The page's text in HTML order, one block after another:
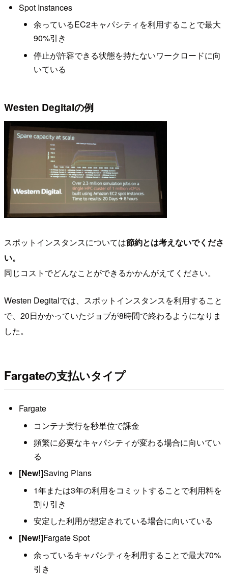
Spot Instances
余っているEC2キャパシティを利用することで最大
90%引き
停止が許容できる状態を持たないワークロードに向
いている
Westen Degitalの例
スポットインスタンスについては節約とは考えないでくださ
い。
同じコストでどんなことができるかかんがえてください。
Westen Degitalでは、スポットインスタンスを利用すること
で、20日かかっていたジョブが8時間で終わるようになりま
した。
Fargateの支払いタイプ
Fargate
コンテナ実行を秒単位で課金
頻繁に必要なキャパシティが変わる場合に向いてい
る
[New!]Saving Plans
1年または3年の利用をコミットすることで利用料を
割り引き
安定した利用が想定されている場合に向いている
[New!]Fargate Spot
余っているキャパシティを利用することで最大70%
引き